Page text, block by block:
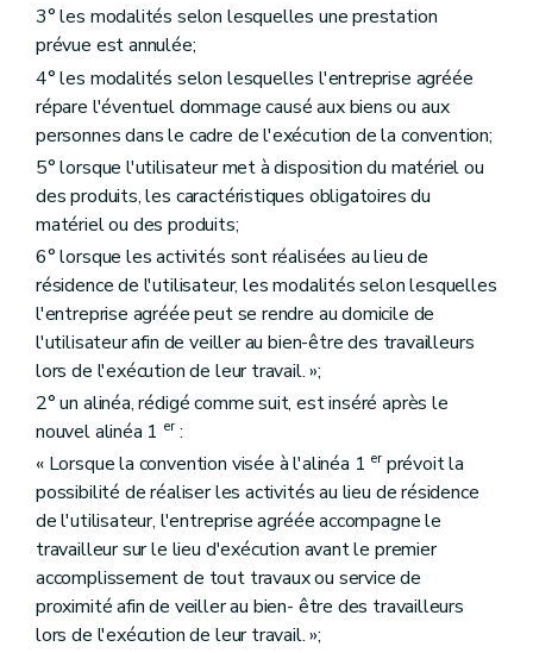
3° les modalités selon lesquelles une prestation
prévue est annulée;
4° les modalités selon lesquelles l'entreprise agréée
répare l'éventuel dommage causé aux biens ou aux
personnes dans le cadre de l'exécution de la convention;
5° lorsque l'utilisateur met à disposition du matériel ou
des produits, les caractéristiques obligatoires du
matériel ou des produits;
6° lorsque les activités sont réalisées au lieu de
résidence de l'utilisateur, les modalités selon lesquelles
l'entreprise agréée peut se rendre au domicile de
l'utilisateur afin de veiller au bien-être des travailleurs
lors de l'exécution de leur travail. »;
2° un alinéa, rédigé comme suit, est inséré après le
nouvel alinéa 1 er:
« Lorsque la convention visée à l'alinéa 1 erprévoit la
possibilité de réaliser les activités au lieu de résidence
de l'utilisateur, l'entreprise agréée accompagne le
travailleur sur le lieu d'exécution avant le premier
accomplissement de tout travaux ou service de
proximité afin de veiller au bien- être des travailleurs
lors de l'exécution de leur travail. »;